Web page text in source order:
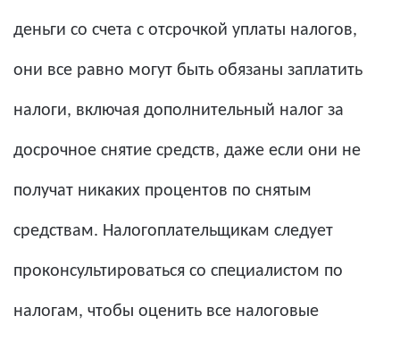
деньги со счета с отсрочкой уплаты налогов,
они все равно могут быть обязаны заплатить
налоги, включая дополнительный налог за
досрочное снятие средств, даже если они не
получат никаких процентов по снятым
средствам. Налогоплательщикам следует
проконсультироваться со специалистом по
налогам, чтобы оценить все налоговые